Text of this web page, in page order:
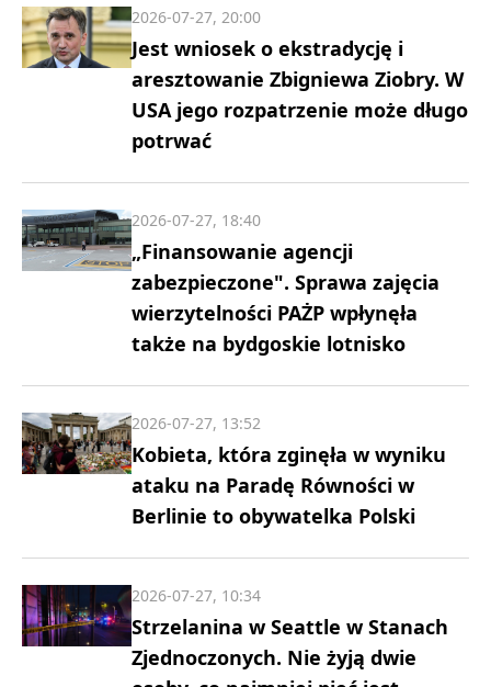
Jest wniosek o ekstradycję i
aresztowanie Zbigniewa Ziobry. W
USA jego rozpatrzenie może długo
potrwać
2026-07-27, 20:00
„Finansowanie agencji
zabezpieczone". Sprawa zajęcia
wierzytelności PAŻP wpłynęła
także na bydgoskie lotnisko
2026-07-27, 18:40
Kobieta, która zginęła w wyniku
ataku na Paradę Równości w
Berlinie to obywatelka Polski
2026-07-27, 13:52
Strzelanina w Seattle w Stanach
Zjednoczonych. Nie żyją dwie
2026-07-27, 10:34